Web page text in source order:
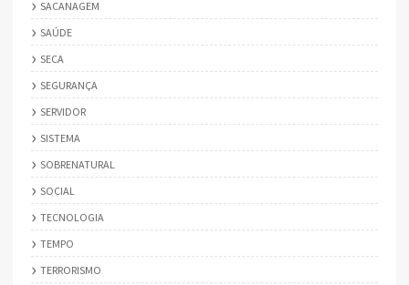
SACANAGEM
SAÚDE
SECA
SEGURANÇA
SERVIDOR
SISTEMA
SOBRENATURAL
SOCIAL
TECNOLOGIA
TEMPO
TERRORISMO